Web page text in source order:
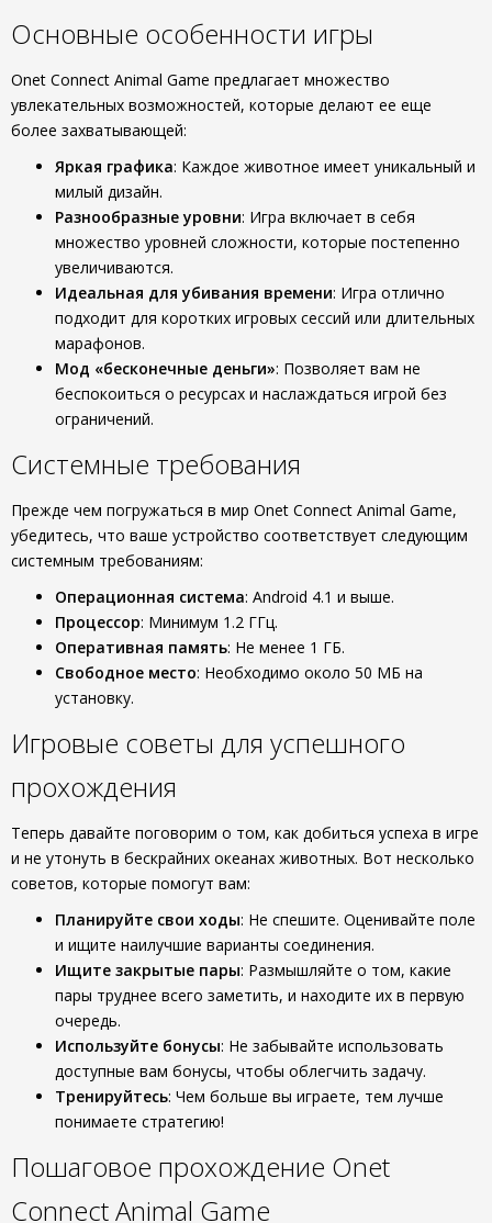
Основные особенности игры
Onet Connect Animal Game предлагает множество
увлекательных возможностей, которые делают ее еще
более захватывающей:
Яркая графика: Каждое животное имеет уникальный и
милый дизайн.
Разнообразные уровни: Игра включает в себя
множество уровней сложности, которые постепенно
увеличиваются.
Идеальная для убивания времени: Игра отлично
подходит для коротких игровых сессий или длительных
марафонов.
Мод «бесконечные деньги»: Позволяет вам не
беспокоиться о ресурсах и наслаждаться игрой без
ограничений.
Системные требования
Прежде чем погружаться в мир Onet Connect Animal Game,
убедитесь, что ваше устройство соответствует следующим
системным требованиям:
Операционная система: Android 4.1 и выше.
Процессор: Минимум 1.2 ГГц.
Оперативная память: Не менее 1 ГБ.
Свободное место: Необходимо около 50 МБ на
установку.
Игровые советы для успешного
прохождения
Теперь давайте поговорим о том, как добиться успеха в игре
и не утонуть в бескрайних океанах животных. Вот несколько
советов, которые помогут вам:
Планируйте свои ходы: Не спешите. Оценивайте поле
и ищите наилучшие варианты соединения.
Ищите закрытые пары: Размышляйте о том, какие
пары труднее всего заметить, и находите их в первую
очередь.
Используйте бонусы: Не забывайте использовать
доступные вам бонусы, чтобы облегчить задачу.
Тренируйтесь: Чем больше вы играете, тем лучше
понимаете стратегию!
Пошаговое прохождение Onet
Connect Animal Game